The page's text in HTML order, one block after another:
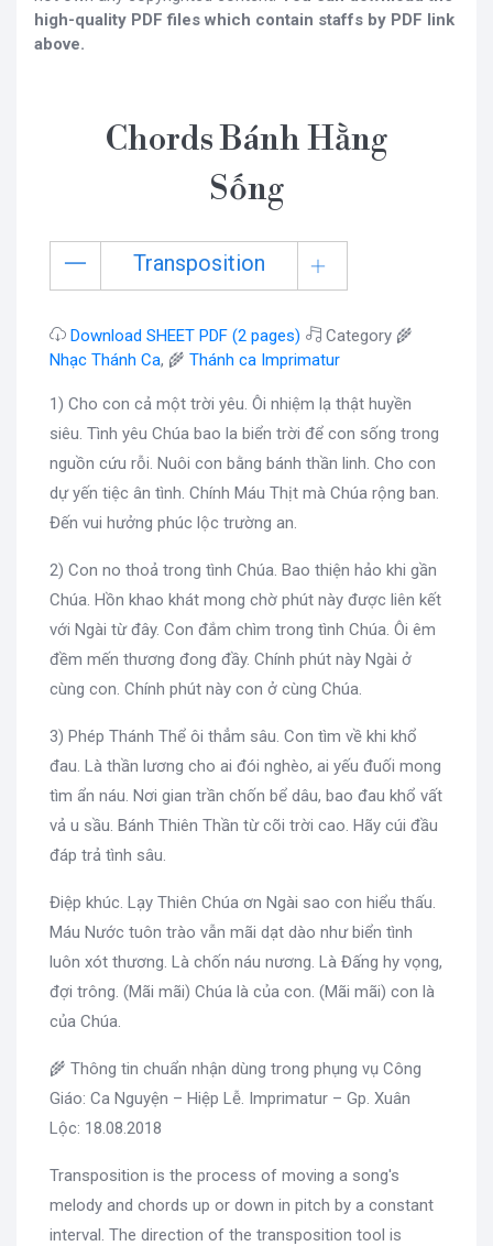
high-quality PDF files which contain staffs by PDF link
above.
Chords Bánh Hằng
Sống
Transposition
Download SHEET PDF (2 pages)
Category 🌾
Nhạc Thánh Ca, 🌾 Thánh ca Imprimatur
1) Cho con cả một trời yêu. Ôi nhiệm lạ thật huyền
siêu. Tình yêu Chúa bao la biển trời để con sống trong
nguồn cứu rỗi. Nuôi con bằng bánh thần linh. Cho con
dự yến tiệc ân tình. Chính Máu Thịt mà Chúa rộng ban.
Đến vui hưởng phúc lộc trường an.
2) Con no thoả trong tình Chúa. Bao thiện hảo khi gần
Chúa. Hồn khao khát mong chờ phút này được liên kết
với Ngài từ đây. Con đắm chìm trong tình Chúa. Ôi êm
đềm mến thương đong đầy. Chính phút này Ngài ở
cùng con. Chính phút này con ở cùng Chúa.
3) Phép Thánh Thể ôi thẳm sâu. Con tìm về khi khổ
đau. Là thần lương cho ai đói nghèo, ai yếu đuối mong
tìm ẩn náu. Nơi gian trần chốn bể dâu, bao đau khổ vất
vả u sầu. Bánh Thiên Thần từ cõi trời cao. Hãy cúi đầu
đáp trả tình sâu.
Điệp khúc. Lạy Thiên Chúa ơn Ngài sao con hiểu thấu.
Máu Nước tuôn trào vẫn mãi dạt dào như biển tình
luôn xót thương. Là chốn náu nương. Là Đấng hy vọng,
đợi trông. (Mãi mãi) Chúa là của con. (Mãi mãi) con là
của Chúa.
🌾 Thông tin chuẩn nhận dùng trong phụng vụ Công
Giáo: Ca Nguyện – Hiệp Lễ. Imprimatur – Gp. Xuân
Lộc: 18.08.2018
Transposition is the process of moving a song's
melody and chords up or down in pitch by a constant
interval. The direction of the transposition tool is